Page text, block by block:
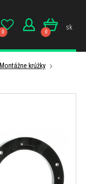
0 0
sk
Montážne krúžky